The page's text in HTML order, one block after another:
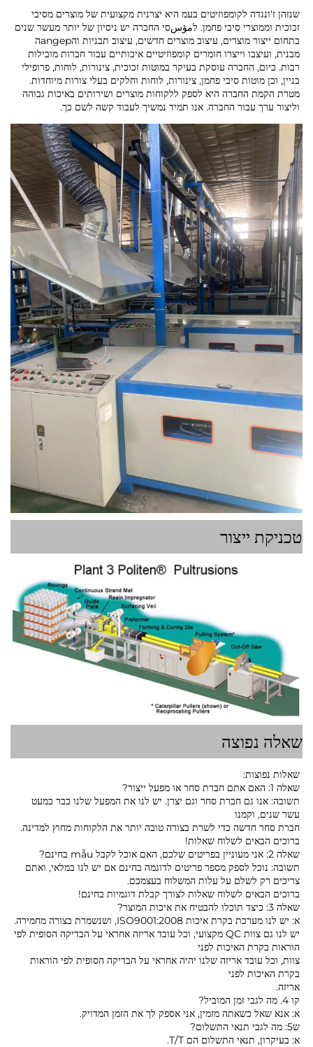
שנזהן ז'ונגדה לקומפוזיטים בעמ היא יצרנית מקצועית של מוצרים מסיבי
זכוכית וממוצרי סיבי פחמן. לمؤسסי החברה יש ניסיון של יותר מעשר שנים
בתחום ייצור מוצרים, עיצוב מוצרים חדשים, עיצוב תבניות והangepה
מבנית, ועיצבו וייצרו חומרים קומפוזיטיים איכותיים עבור חברות מובילות
רבות. כיום, החברה עוסקת בעיקר במוטות זכוכית, צינורות, לוחות, פרופילי
בניין, וכן מוטות סיבי פחמן, צינורות, לוחות וחלקים בעלי צורות מיוחדות.
מטרת הקמת החברה היא לספק ללקוחות מוצרים ושירותים באיכות גבוהה
וליצור ערך עבור החברה. אנו תמיד נמשיך לעבוד קשה לשם כך.
טכניקת ייצור
שאלה נפוצה
שאלות נפוצות:
שאלה 1: האם אתם חברת סחר או מפעל ייצור?
תשובה: אנו גם חברת סחר וגם יצרן. יש לנו את המפעל שלנו כבר כמעט
עשר שנים, וקמנו
חברת סחר חדשה כדי לשרת בצורה טובה יותר את הלקוחות מחוץ למדינה.
ברוכים הבאים לשלוח שאלות!
שאלה 2: אני מעוניין בפריטים שלכם, האם אוכל לקבל mẫu בחינם?
תשובה: נוכל לספק מספר פריטים לדוגמה בחינם אם יש לנו במלאי, ואתם
צריכים רק לשלם על עלות המשלוח בעצמכם.
ברוכים הבאים לשלוח שאלות לצורך קבלת דוגמיות בחינם!
שאלה 3: כיצד תוכלו להבטיח את איכות המוצר?
א: יש לנו מערכת בקרת איכות ISO9001:2008, ושנשמרת בצורה מחמירה.
יש לנו גם צוות QC מקצועי, וכל עובד אריזה אחראי על הבדיקה הסופית לפי
הוראות בקרת האיכות לפני
צוות, וכל עובד אריזה שלנו יהיה אחראי על הבדיקה הסופית לפי הוראות
בקרת האיכות לפני
אריזה.
קו 4. מה לגבי זמן המוביל?
א: אנא שאל כשאתה מזמין, אני אספק לך את הזמן המדויק.
ש5: מה לגבי תנאי התשלום?
א: בעיקרון, תנאי התשלום הם T/T.